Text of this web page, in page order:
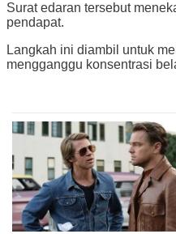
Surat edaran tersebut
pendapat.
Langkah ini diambil untuk
mengganggu konsentrasi